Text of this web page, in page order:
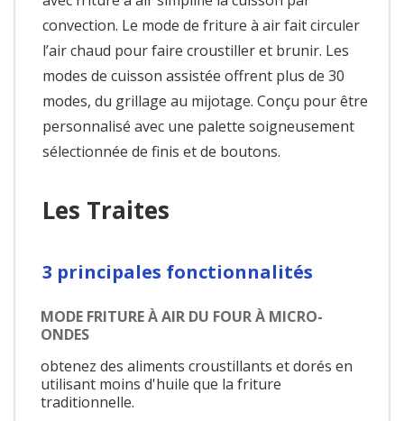
convection. Le mode de friture à air fait circuler
l’air chaud pour faire croustiller et brunir. Les
modes de cuisson assistée offrent plus de 30
modes, du grillage au mijotage. Conçu pour être
personnalisé avec une palette soigneusement
sélectionnée de finis et de boutons.
Les Traites
3 principales fonctionnalités
MODE FRITURE À AIR DU FOUR À MICRO-
ONDES
obtenez des aliments croustillants et dorés en
utilisant moins d'huile que la friture
traditionnelle.